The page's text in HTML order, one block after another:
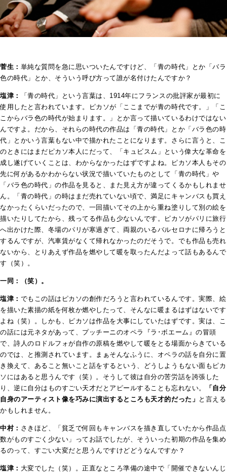
菅生： 単純な質問を急に思いついたんですけど、「青の時代」とか「バラ
色の時代」とか、そういう呼び方って誰が名付けたんですか？
塩津：
「青の時代」という言葉は、1914年にフランスの批評家が最初に
使用したと言われています。ピカソが「ここまでが青の時代です。」「こ
こからバラ色の時代が始まります。」とか言って描いているわけではない
んですよ。だから、それらの時代の作品は「青の時代」とか「バラ色の時
代」とかいう言葉もない中で描かれたことになります。さらに言うと、こ
のときにはまだピカソ本人にだって、「キュビスム」という偉大な革命を
成し遂げていくことは、わからなかったはずですよね。ピカソ本人もその
先に何があるかわからない状況で描いていたものとして「青の時代」や
「バラ色の時代」の作品を見ると、また見え方が違ってくるかもしれませ
ん。「青の時代」の時はまだ売れていない頃で、満足にキャンバスも買え
なかったくらいだったので、一回描いてその上から重ね塗りして別の絵を
描いたりしてたから、残ってる作品も少ないんです。
ピカソがパリに旅行
へ出かけた際、冬場のパリが寒過ぎて、両親のいるバルセロナに帰ろうと
するんですが、汽車賃がなくて帰れなかったのだそうで。でも作品も売れ
ないから、とりあえ ず作品を燃やして暖を取ったんだよって話もあるんで
す（笑）。
一同：（笑）。
塩津： でもこの話はピカソの創作だろうと言われているんです。実際、絵
を描いた素描の紙を何枚か燃やしたって、そんなに暖まるはずはないです
よね（笑）。しかも、ピカソは作品を大事にしていたはずです。実は、こ
の話には元ネタがあって、プッチーニのオペラ『ラ･ボエーム』の冒頭
で、詩人のロドルフォが自作の原稿を燃やして暖をとる場面からきている
のでは、と推測されています。まぁそんなふうに、オペラの話を自分に置
き換えて、あること無いこと話をするという、どうしようもない面もピカ
ソにはあると思うんです（笑）。そうして彼は自分の苦労話を誇張した
り、逆に自分はものすごい天才だとアピールすることも忘れない。
「自分
自身のアーティスト像を巧みに演出するところも天才的だった」 と言える
かもしれません。
中村： さきほど、「貧乏で何回もキャンバスを描き直していたから作品点
数がものすごく少ない」ってお話でしたが、そういった初期の作品を集め
るのって、すごい大変だと思うんですけどどうなんですか？
塩津： 大変でした（笑）。正直なところ準備の途中で「開催できないんじ